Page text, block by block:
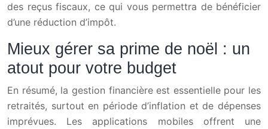
des reçus fiscaux, ce qui vous permettra de bénéficier
d’une réduction d’impôt.
Mieux gérer sa prime de noël : un
atout pour votre budget
En résumé, la gestion financière est essentielle pour les
retraités, surtout en période d’inflation et de dépenses
imprévues. Les applications mobiles offrent une